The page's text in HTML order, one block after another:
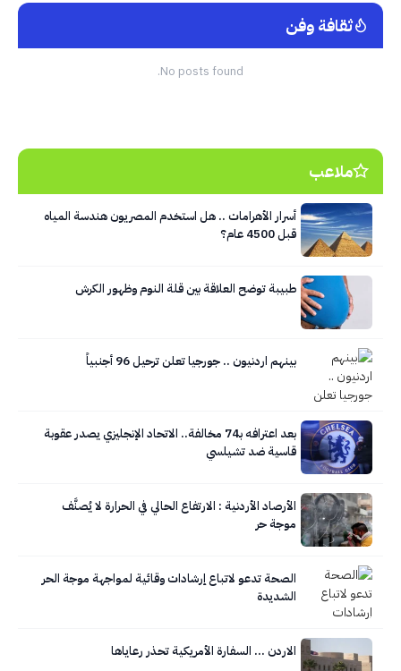
ثقافة وفن
No posts found.
ملاعب
أسرار الأهرامات .. هل استخدم المصريون هندسة المياه
قبل 4500 عام؟
طبيبة توضح العلاقة بين قلة النوم وظهور الكرش
بينهم اردنيون .. جورجيا تعلن ترحيل 96 أجنبياً
بعد اعترافه بـ74 مخالفة.. الاتحاد الإنجليزي يصدر عقوبة
قاسية ضد تشيلسي
الأرصاد الأردنية : الارتفاع الحالي في الحرارة لا يُصنَّف
موجة حر
الصحة تدعو لاتباع إرشادات وقائية لمواجهة موجة الحر
الشديدة
الاردن … السفارة الأمريكية تحذر رعاياها